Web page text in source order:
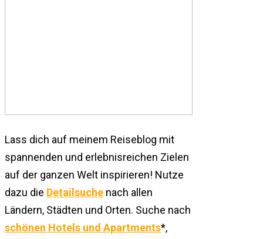
Lass dich auf meinem Reiseblog mit
spannenden und erlebnisreichen Zielen
auf der ganzen Welt inspirieren! Nutze
dazu die Detailsuche nach allen
Ländern, Städten und Orten. Suche nach
schönen Hotels und Apartments*,